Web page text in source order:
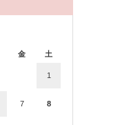
金 土
1
7 8